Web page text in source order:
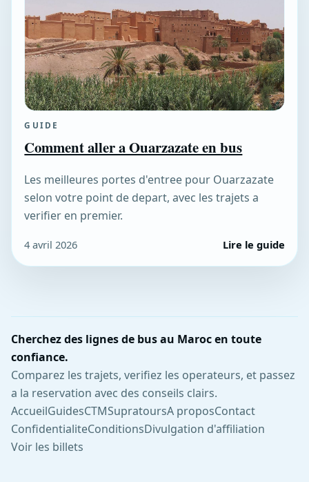
GUIDE
Comment aller a Ouarzazate en bus
Les meilleures portes d'entree pour Ouarzazate
selon votre point de depart, avec les trajets a
verifier en premier.
4 avril 2026 Lire le guide
Cherchez des lignes de bus au Maroc en toute
confiance.
Comparez les trajets, verifiez les operateurs, et passez
a la reservation avec des conseils clairs.
AccueilGuidesCTMSupratoursA proposContact
ConfidentialiteConditionsDivulgation d'affiliation
Voir les billets